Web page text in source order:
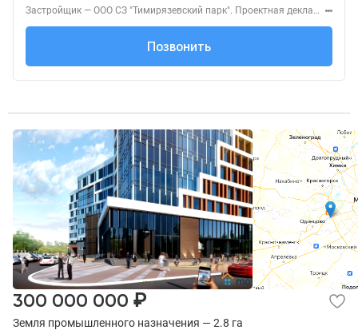
Застройщик — ООО СЗ "Тимирязевский парк". Проектная декларация — наш.дом.рф. Акция до 31.08.2026. Не оферта. Подробности — level.ru
+7 (495) 137-47-...
Позвонить
Земля промышленного назначения — 2.8 га
300 000 000 ₽